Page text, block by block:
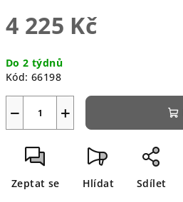
4 225 Kč
cena:
Do 2 týdnů
Kód: 66198
+
−
Zeptat se Hlídat Sdílet